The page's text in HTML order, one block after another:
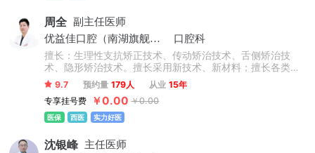
周全 副主任医师
优益佳口腔（南湖旗舰店）
口腔科
擅长：生理性支抗矫正技术、传动矫治技术、舌侧矫治技
术、隐形矫治技术。擅长采用新技术、新材料；擅长各类成
人和L童错合畸形矫正：包括地包天、双颌前凸、埋伏牙导
萌、儿童牙齿早期干预、二次正畸、正畸正颌联合矫治。
9.7 预约量 179人 从业 15年
专享挂号费
￥0.00 ￥0.00
医保 西医 实力好医
沈银峰 主任医师